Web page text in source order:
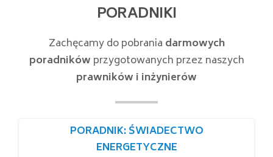
PORADNIKI
Zachęcamy do pobrania darmowych
poradników przygotowanych przez naszych
prawników i inżynierów
PORADNIK: ŚWIADECTWO
ENERGETYCZNE